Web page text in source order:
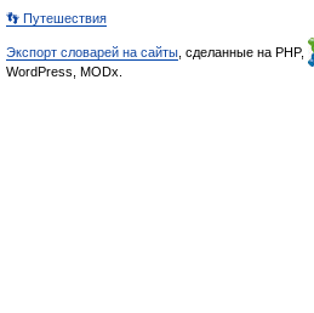
👣 Путешествия
Экспорт словарей на сайты , сделанные на PHP,
WordPress, MODx.